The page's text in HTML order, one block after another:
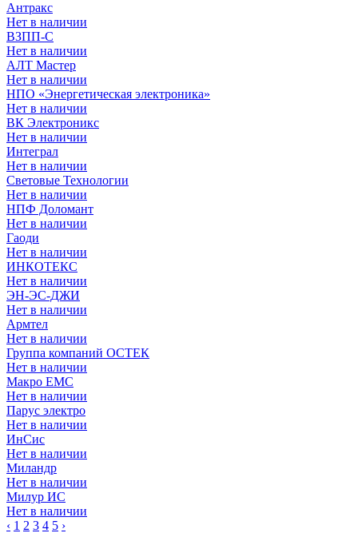
Антракс
Нет в наличии
ВЗПП-С
Нет в наличии
АЛТ Мастер
Нет в наличии
НПО «Энергетическая электроника»
Нет в наличии
ВК Электроникс
Нет в наличии
Интеграл
Нет в наличии
Световые Технологии
Нет в наличии
НПФ Доломант
Нет в наличии
Гаоди
Нет в наличии
ИНКОТЕКС
Нет в наличии
ЭН-ЭС-ДЖИ
Нет в наличии
Армтел
Нет в наличии
Группа компаний ОСТЕК
Нет в наличии
Макро ЕМС
Нет в наличии
Парус электро
Нет в наличии
ИнСис
Нет в наличии
Миландр
Нет в наличии
Милур ИС
Нет в наличии
‹ 1 2 3 4 5 ›